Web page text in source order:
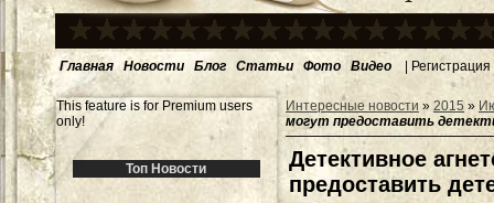
Главная Новости Блог Статьи Фото Видео | Регистрация
This feature is for Premium users
only!
Топ Новости
Интересные новости » 2015 »
могут предоставить
Детективное
предоставить